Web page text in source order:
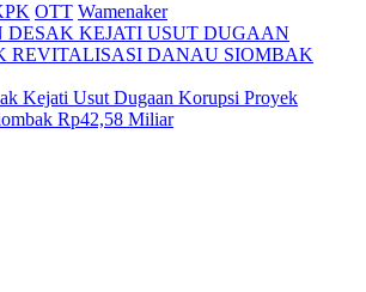
OTT Wamenaker
Kejati Usut Dugaan Korupsi Proyek
Rp42,58 Miliar